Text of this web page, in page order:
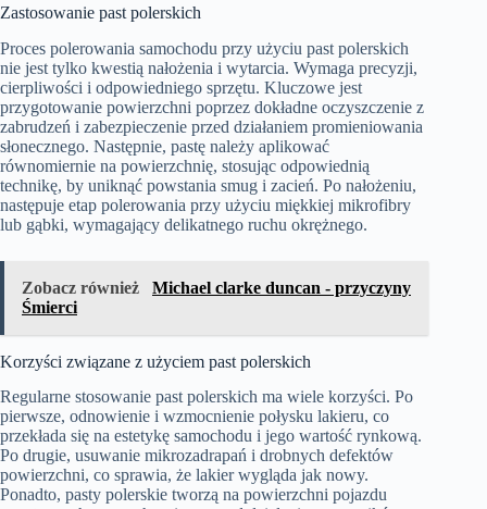
Zastosowanie past polerskich
Proces polerowania samochodu przy użyciu past polerskich
nie jest tylko kwestią nałożenia i wytarcia. Wymaga precyzji,
cierpliwości i odpowiedniego sprzętu. Kluczowe jest
przygotowanie powierzchni poprzez dokładne oczyszczenie z
zabrudzeń i zabezpieczenie przed działaniem promieniowania
słonecznego. Następnie, pastę należy aplikować
równomiernie na powierzchnię, stosując odpowiednią
technikę, by uniknąć powstania smug i zacień. Po nałożeniu,
następuje etap polerowania przy użyciu miękkiej mikrofibry
lub gąbki, wymagający delikatnego ruchu okrężnego.
Zobacz również
Michael clarke duncan - przyczyny
Śmierci
Korzyści związane z użyciem past polerskich
Regularne stosowanie past polerskich ma wiele korzyści. Po
pierwsze, odnowienie i wzmocnienie połysku lakieru, co
przekłada się na estetykę samochodu i jego wartość rynkową.
Po drugie, usuwanie mikrozadrapań i drobnych defektów
powierzchni, co sprawia, że lakier wygląda jak nowy.
Ponadto, pasty polerskie tworzą na powierzchni pojazdu